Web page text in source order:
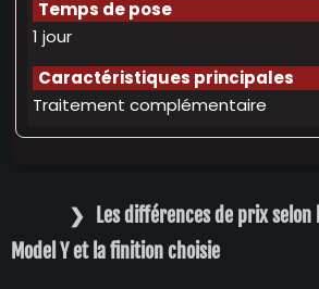
1 jour
Traitement complémentaire
Les différences de prix selon
Model Y et la finition choisie